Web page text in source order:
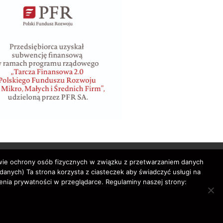
bilety lotnicze,
ochrony osób fizycznych w związku z przetwarzaniem danych
Ta strona korzysta z ciasteczek aby świadczyć usługi na
prywatności w przeglądarce. Regulaminy naszej strony: